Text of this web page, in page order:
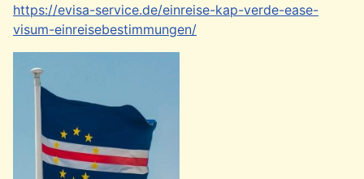
https://evisa-service.de/einreise-kap-verde-ease-
visum-einreisebestimmungen/